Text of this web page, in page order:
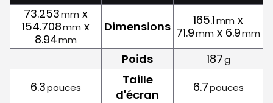
73.253mm x
154.708mm x
8.94mm
Dimensions 165.1mm x
71.9mm x 6.9mm
Poids 187g
6.3pouces
Taille
d'écran
6.7pouces